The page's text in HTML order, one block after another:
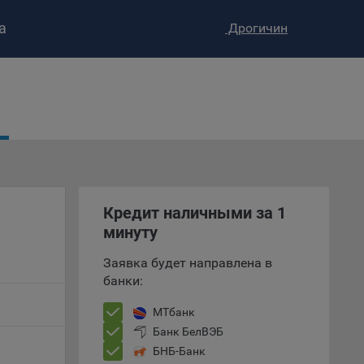
Дрогичин
Кредит наличными за 1
минуту
Заявка будет направлена в
банки:
МТбанк
Банк БелВЭБ
БНБ-Банк